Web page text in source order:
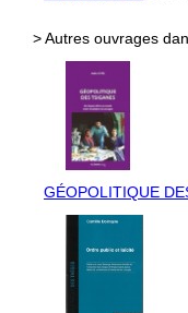
> Autres ouvrages
GÉOPOLITIQUE